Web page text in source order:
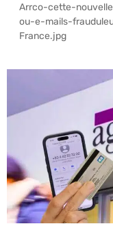
Arrco-cette-
ou-e-mails-
France.jpg